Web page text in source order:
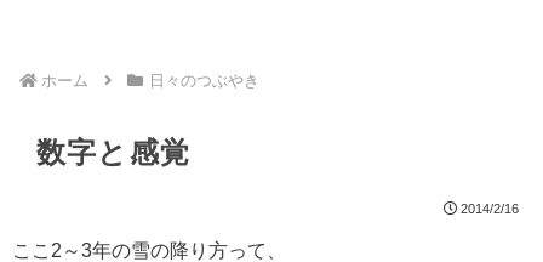
ホーム 日々のつぶやき
数字と感覚
2014/2/16
ここ2～3年の雪の降り方って、